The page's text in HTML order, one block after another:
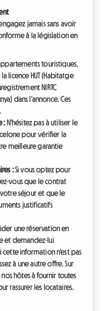
jamais sans avoir
à la législation en
touristiques,
licence HUT (Habitatge
NIRTC
dans l'annonce. Ces
:N'hésitez pas à utiliser le
pour vérifier la
meilleure garantie
:Si vous optez pour
vous que le contrat
séjour et que le
justificatifs
une réservation en
et demandez-lui
cette information n'est pas
à une autre offre. Sur
hôtes à fournir toutes
rassurer les locataires.